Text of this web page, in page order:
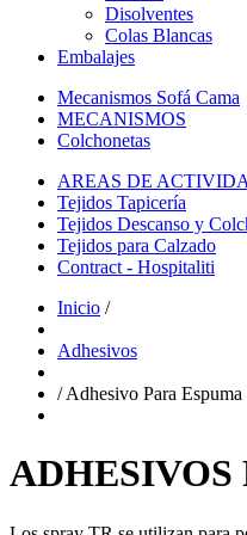
Disolventes
Colas Blancas
Embalajes
Mecanismos Sofá Cama
MECANISMOS
Colchonetas
AREAS DE
Tejidos Tapicería
Tejidos Descanso y
Tejidos para Calzado
Contract - Hospitaliti
Inicio /
Adhesivos
/Adhesivo Para Espuma
ADHESIVOS